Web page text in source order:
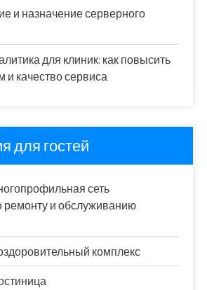
и назначение серверного
для клиник: как повысить
и качество сервиса
для гостей
сеть
ремонту и обслуживанию
комплекс